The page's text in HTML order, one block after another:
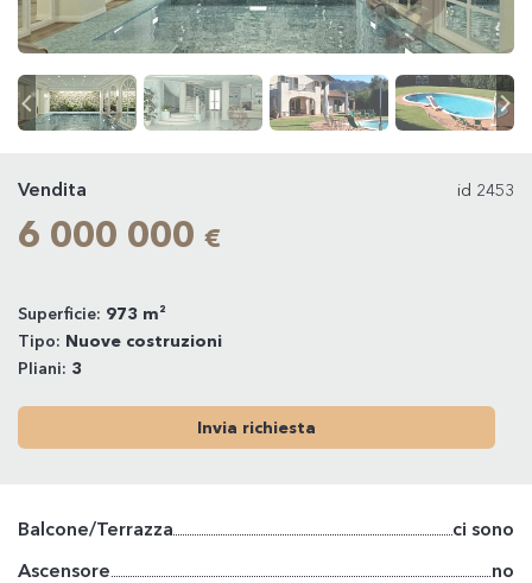
Vendita id 2453
6 000 000 €
Superficie: 973 m²
Tipo: Nuove costruzioni
Pliani: 3
Invia richiesta
Balcone/Terrazza
ci sono
Ascensore
no